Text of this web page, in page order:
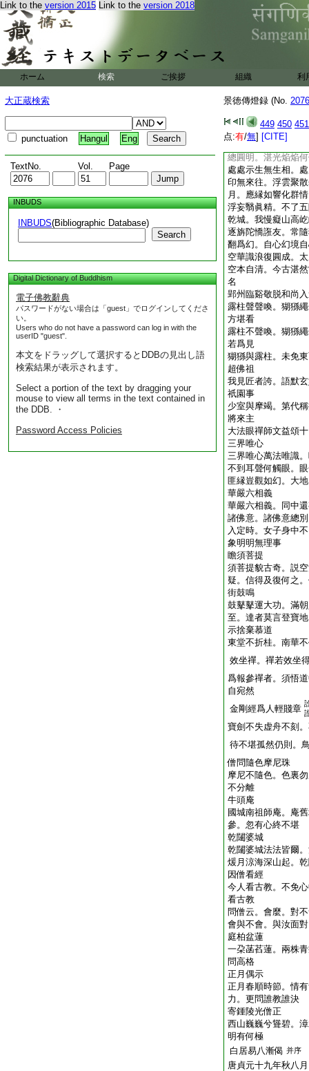
Link to the version 2015 Link to the version 2018
ホーム 検索 ご挨拶 組織 利
大正蔵検索
punctuation Hangul Eng
TextNo. Vol. Page
INBUDS
INBUDS(Bibliographic Database)
Search
Digital Dictionary of Buddhism
電子佛教辭典
パスワードがない場合は「guest」でログインしてくださ
い。
Users who do not have a password can log in with the
userID "guest".
本文をドラッグして選択するとDDBの見出し語
検索結果が表示されます。
Select a portion of the text by dragging your
mouse to view all terms in the text contained in
the DDB. ・
Password Access Policies
景徳傳燈録 (No.
449 450 451
点:有/無] [CITE]
爾含靈焔。覺明逐
覺。會之復本始覺
還依合覺明。由他
耶名。具含染淨雙
翻生所。遂令有漏
名色根本漸次生。
時蔽覺明。觸受有
行。業識茫茫沒苦
慈悲興救濟。一聲
身起。行身還約智
歸一體本來平。萬
總圓明。湛光焔焔
處處示生無生相。
印無來往。浮雲聚
月。應縁如響化群
浮妄翳眞精。不了
乾城。我慢癡山高
逐旃陀憍誑友。常
翻爲幻。自心幻境
空華識浪復圓成。
空本自清。今古湛
名
郢州臨谿敬脱和尚
露柱聲聲喚。猢猻
方堪看
露柱不聲喚。猢猻
若爲見
猢猻與露柱。未免
超佛祖
我見匠者誇。語默
祇園事
少室與摩竭。第代
將來主
大法眼禪師文益頌
三界唯心
三界唯心萬法唯識
不到耳聲何觸眼。
匪縁豈觀如幻。大
華嚴六相義
華嚴六相義。同中
諸佛意。諸佛意總
入定時。女子身中
象明明無理事
瞻須菩提
須菩提貌古奇。説
疑。信得及復何之
街鼓鳴
鼓鼕鼕運大功。滿
至。達者莫言登寶地
示捨棄慕道
東堂不折桂。南華
效坐禪。禪若效坐
爲報參禪者。須悟
自宛然
金剛經爲人輕賤章
寶劍不失虚舟不刻
待不堪孤然仍則。
僧問隨色摩尼珠
摩尼不隨色。色裏
不分離
牛頭庵
國城南祖師庵。庵
參。忽有心終不堪
乾闥婆城
乾闥婆城法法皆爾
煖月涼海深山起。
因僧看經
今人看古教。不免
看古教
問僧云。會麼。對
會與不會。與汝面
庭柏盆蓮
一朶菡萏蓮。兩株
問高格
正月偶示
正月春順時節。情
力。更問誰教誰決
寄鍾陵光僧正
西山巍巍兮聳碧。
明有何極
白居易八漸偈 并序
唐貞元十九年秋八